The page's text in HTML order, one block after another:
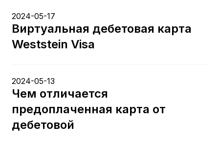
2024-05-17
Виртуальная дебетовая карта
Weststein Visa
2024-05-13
Чем отличается
предоплаченная карта от
дебетовой